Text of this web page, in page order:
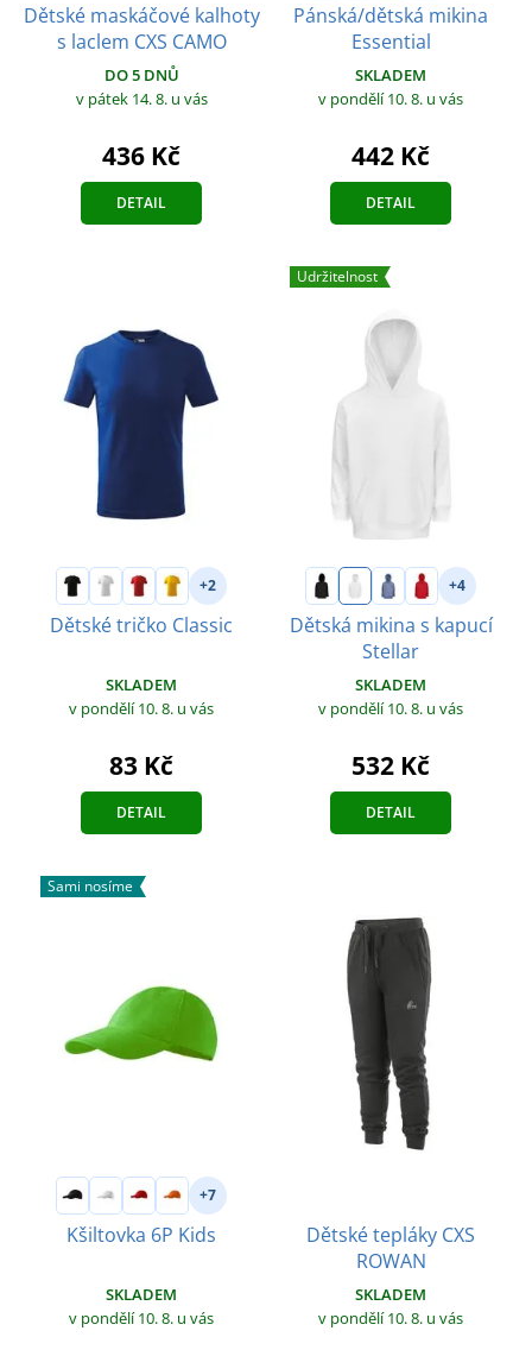
Dětské maskáčové kalhoty
s laclem CXS CAMO
DO 5 DNŮ
v pátek 14. 8. u vás
436 Kč
DETAIL
Pánská/dětská mikina
Essential
SKLADEM
v pondělí 10. 8. u vás
442 Kč
DETAIL
+2
Dětské tričko Classic
SKLADEM
v pondělí 10. 8. u vás
83 Kč
DETAIL
Udržitelnost
+4
Dětská mikina s kapucí
Stellar
SKLADEM
v pondělí 10. 8. u vás
532 Kč
DETAIL
Sami nosíme
+7
Kšiltovka 6P Kids
SKLADEM
v pondělí 10. 8. u vás
Dětské tepláky CXS
ROWAN
SKLADEM
v pondělí 10. 8. u vás